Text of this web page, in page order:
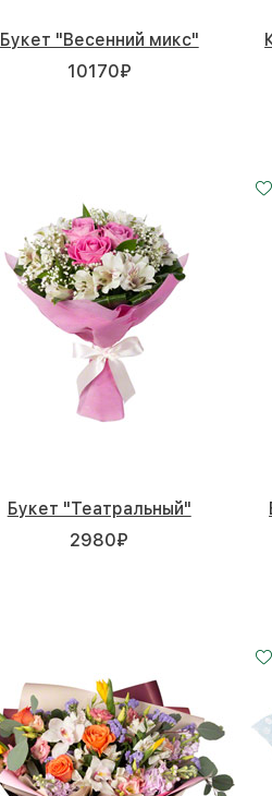
Букет "Весенний микс"
10170₽
Букет "Театральный"
2980₽